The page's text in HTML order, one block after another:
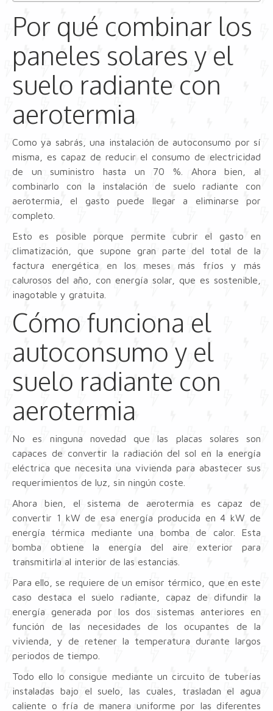
Por qué combinar los
paneles solares y el
suelo radiante con
aerotermia
Como ya sabrás, una instalación de autoconsumo por sí
misma, es capaz de reducir el consumo de electricidad
de un suministro hasta un 70 %. Ahora bien, al
combinarlo con la instalación de suelo radiante con
aerotermia, el gasto puede llegar a eliminarse por
completo.
Esto es posible porque permite cubrir el gasto en
climatización, que supone gran parte del total de la
factura energética en los meses más fríos y más
calurosos del año, con energía solar, que es sostenible,
inagotable y gratuita.
Cómo funciona el
autoconsumo y el
suelo radiante con
aerotermia
No es ninguna novedad que las placas solares son
capaces de convertir la radiación del sol en la energía
eléctrica que necesita una vivienda para abastecer sus
requerimientos de luz, sin ningún coste.
Ahora bien, el sistema de aerotermia es capaz de
convertir 1 kW de esa energía producida en 4 kW de
energía térmica mediante una bomba de calor. Esta
bomba obtiene la energía del aire exterior para
transmitirla al interior de las estancias.
Para ello, se requiere de un emisor térmico, que en este
caso destaca el suelo radiante, capaz de difundir la
energía generada por los dos sistemas anteriores en
función de las necesidades de los ocupantes de la
vivienda, y de retener la temperatura durante largos
periodos de tiempo.
Todo ello lo consigue mediante un circuito de tuberías
instaladas bajo el suelo, las cuales, trasladan el agua
caliente o fría de manera uniforme por las diferentes